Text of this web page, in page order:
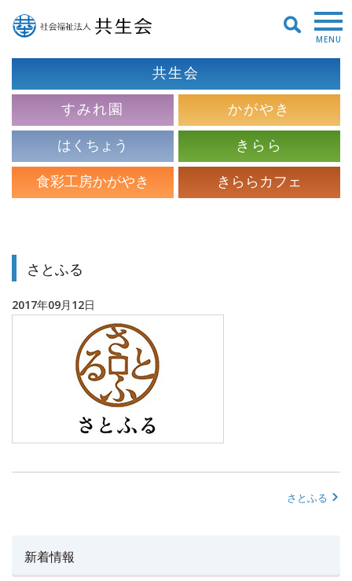
MENU
共生会
すみれ園
かがやき
はくちょう
きらら
食彩工房かがやき
きららカフェ
さとふる
2017年09月12日
さとふる
新着情報